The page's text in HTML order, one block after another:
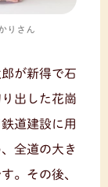
りさん
が新得で石
出した花崗
道建設に用
全道の大き
。その後、